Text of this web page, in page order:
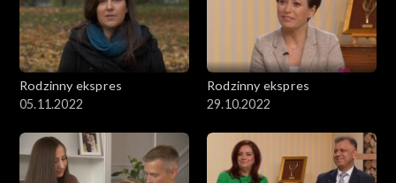
Rodzinny ekspres
05.11.2022
Rodzinny ekspres
29.10.2022